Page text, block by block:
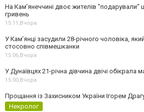
На Камʼянеччині двоє жителів "подарували"
гривень
15:11, Вчора
У Камʼянці засудили 28-річного чоловіка,
стосовно співмешканки
15:06, Вчора
У Дунаївцях 21-річна дівчина двічі обікрала
15:00, Вчора
Прощання із Захисником України Ігорем
Некролог